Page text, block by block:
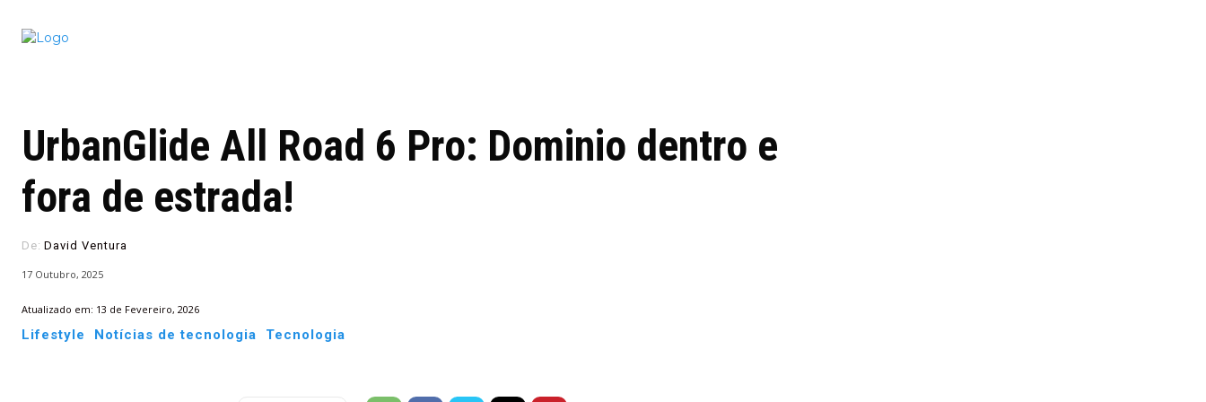
UrbanGlide All Road 6 Pro: Dominio dentro e
fora de estrada!
De: David Ventura
17 Outubro, 2025
Atualizado em: 13 de Fevereiro, 2026
Lifestyle Notícias de tecnologia Tecnologia